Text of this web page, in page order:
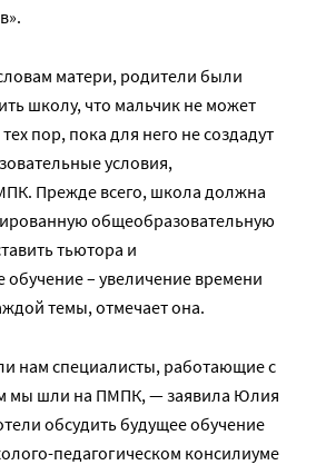
матери, родители были
школу, что мальчик не может
пор, пока для него не создадут
условия,
Прежде всего, школа должна
общеобразовательную
тьютора и
– увеличение времени
темы, отмечает она.
нам специалисты, работающие с
мы шли на ПМПК, — заявила Юлия
обсудить будущее обучение
педагогическом консилиуме